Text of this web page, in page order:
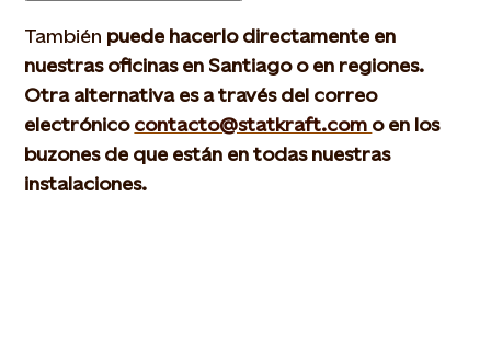
También puede hacerlo directamente en
nuestras oficinas en Santiago o en regiones.
Otra alternativa es a través del correo
electrónicocontacto@statkraft.com o en los
buzones de que están en todas nuestras
instalaciones.